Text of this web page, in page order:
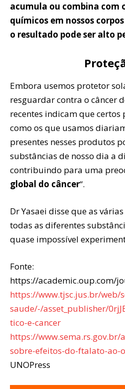
acumula ou combina com
químicos em nossos
o resultado pode ser alto
Embora usemos protetor
resguardar contra o câncer
recentes indicam que
como os que usamos
presentes nesses produtos
substâncias de nosso dia a
contribuindo para uma
global do câncer“.
Dr Yasaei disse que as
todas as diferentes
quase impossível
Fonte:
https://academic.oup.com/
https://www.tjsc.jus.br/web/
saude/-/asset_publisher/
tico-e-cancer
https://www.sema.rs.gov.br/
sobre-efeitos-do-ftalato-ao-
UNOPress